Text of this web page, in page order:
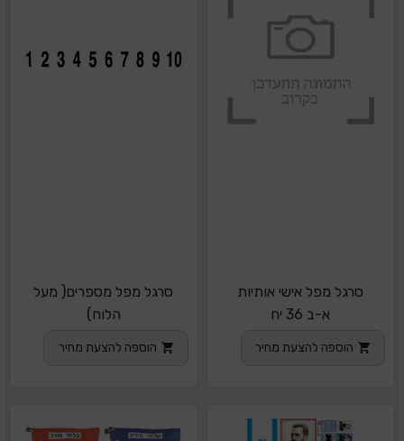
סרגל מפל אישי אותיות
א-ב 36 יח
הוספה להצעת מחיר
סרגל מפל מספרים( מעל
הלוח)
הוספה להצעת מחיר